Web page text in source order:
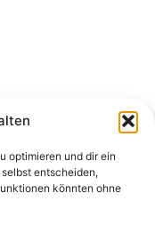
optimieren und dir ein
entscheiden,
könnten ohne